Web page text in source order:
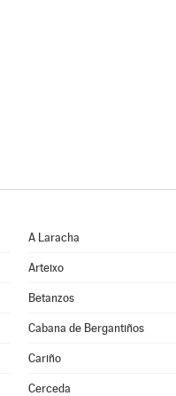
A Laracha
Arteixo
Betanzos
Cabana de Bergantiños
Cariño
Cerceda